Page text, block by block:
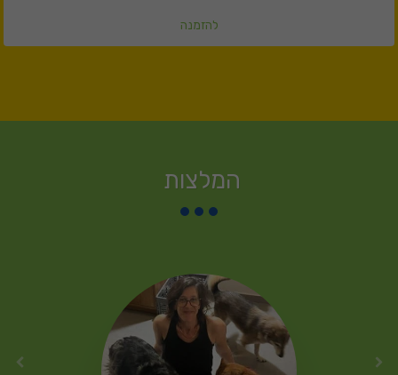
להזמנה
המלצות